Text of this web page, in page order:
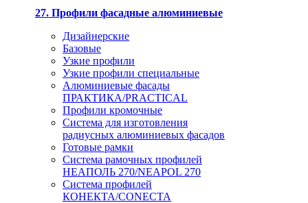
27. Профили фасадные алюминиевые
Дизайнерские
Базовые
Узкие профили
Узкие профили специальные
Алюминиевые фасады
ПРАКТИКА/PRACTICAL
Профили кромочные
Система для изготовления
радиусных алюминиевых фасадов
Готовые рамки
Система рамочных профилей
НЕАПОЛЬ 270/NEAPOL 270
Система профилей
КОНЕКТА/CONECTA